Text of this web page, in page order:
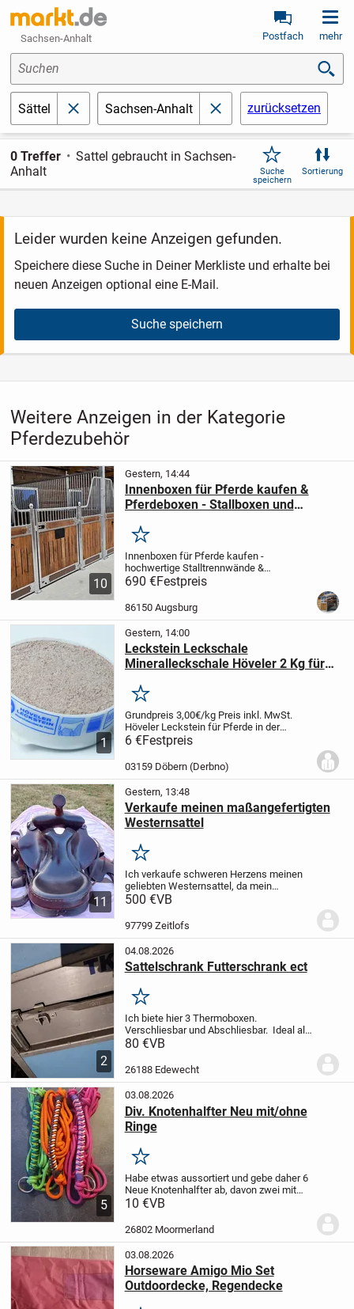
Sachsen-Anhalt Postfach mehr
Suchen
Sättel schließenSachsen-Anhalt schließenzurücksetzen
0 Treffer
Sattel gebraucht in Sachsen-
Anhalt
Suche
speichern
Sortierung
Leider wurden keine Anzeigen gefunden.
Speichere diese Suche in Deiner Merkliste und erhalte bei
neuen Anzeigen optional eine E-Mail.
Suche speichern
Weitere Anzeigen in der Kategorie
Pferdezubehör
10
Gestern, 14:44
Innenboxen für Pferde kaufen &
Pferdeboxen - Stallboxen und
Merken
Innenboxen für Pferde kaufen -
hochwertige Stalltrennwände &
Boxensysteme vom Hersteller
Hochwertige Innenboxen für Pferde und
stabile Trennwände für moderne
Pferdeställe
Unsere Innenboxen für...
690 €Festpreis
86150 Augsburg
1
Gestern, 14:00
Leckstein Leckschale
Mineralleckschale Höveler 2 Kg für
Merken
Grundpreis 3,00€/kgPreis inkl. MwSt.
Höveler Leckstein für Pferde in der
handlichen 2 Kg Schale.
Versorgung mit allen lebenswichtigen
Mineralien und Spurenelementen.
6 €Festpreis
03159 Döbern (Derbno)
11
Gestern, 13:48
Verkaufe meinen maßangefertigten
Westernsattel
Merken
Ich verkaufe schweren Herzens meinen
geliebten Westernsattel, da mein
Haflinger inzwischen zu alt geworden ist
kann.Der Sattel ist maßangefertigt,
500 €VB
97799 Zeitlofs
2
04.08.2026
Sattelschrank Futterschrank ect
Merken
Ich biete hier 3 Thermoboxen.
Verschliesbar und Abschliesbar. Ideal als
Sattelschrank, Futterschrank, Umbau
halten ect. Hält alles trocken und
80 €VB
26188 Edewecht
5
03.08.2026
Div. Knotenhalfter Neu mit/ohne
Ringe
Merken
Habe etwas aussortiert und gebe daher 6
Neue Knotenhalfter ab, davon zwei mit
Ringen. Größe VB/WB. Diese lagen nicht
sind teils sogar noch verpackt.
10 €VB
26802 Moormerland
03.08.2026
Horseware Amigo Mio Set
Outdoordecke, Regendecke